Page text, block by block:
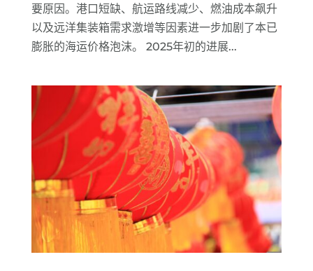
要原因。港口短缺、航运路线减少、燃油成本飙升
以及远洋集装箱需求激增等因素进一步加剧了本已
膨胀的海运价格泡沫。 2025年初的进展...